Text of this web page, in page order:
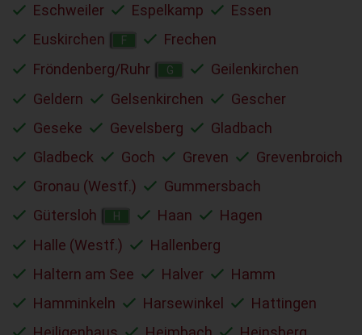
Eschweiler
Espelkamp
Essen
Euskirchen
F
Frechen
Fröndenberg/Ruhr
G
Geilenkirchen
Geldern
Gelsenkirchen
Gescher
Geseke
Gevelsberg
Gladbach
Gladbeck
Goch Greven
Grevenbroich
Gronau (Westf.)
Gummersbach
Gütersloh
H Haan
Hagen
Halle (Westf.)
Hallenberg
Haltern am See
Halver
Hamm
Hamminkeln
Harsewinkel
Hattingen